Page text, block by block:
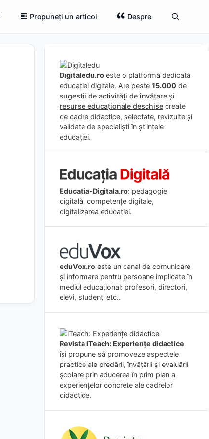
Propuneți un articol Despre
Digitaledu.ro este o platformă dedicată
educației digitale. Are peste 15.000 de
sugestii de activități de învățare și
resurse educaționale deschise create
de cadre didactice, selectate, revizuite și
validate de specialiști în științele
educației.
Educatia-Digitala.ro: pedagogie
digitală, competențe digitale,
digitalizarea educației.
eduVox.ro este un canal de comunicare
și informare pentru persoane implicate în
mediul educațional: profesori, directori,
elevi, studenți etc..
Revista iTeach: Experienţe didactice
îşi propune să promoveze aspectele
practice ale predării, învăţării şi evaluării
şcolare prin aducerea în prim plan a
experienţelor concrete ale cadrelor
didactice.